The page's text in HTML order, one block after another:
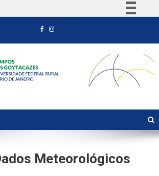
Participe
Acesso à informação
Legislação
Meteorológicos